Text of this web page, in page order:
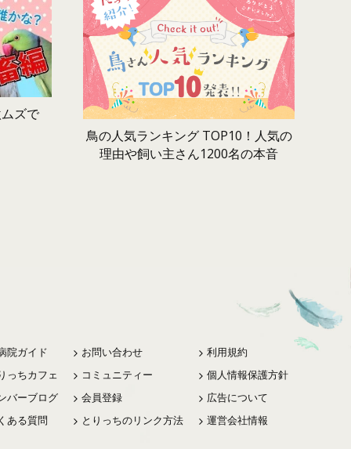
ズで
鳥の人気ランキング TOP10！人気の
理由や飼い主さん1200名の本音
院ガイド
っちカフェ
バーブログ
ある質問
お問い合わせ
コミュニティー
会員登録
とりっちのリンク方法
利用規約
個人情報保護方針
広告について
運営会社情報